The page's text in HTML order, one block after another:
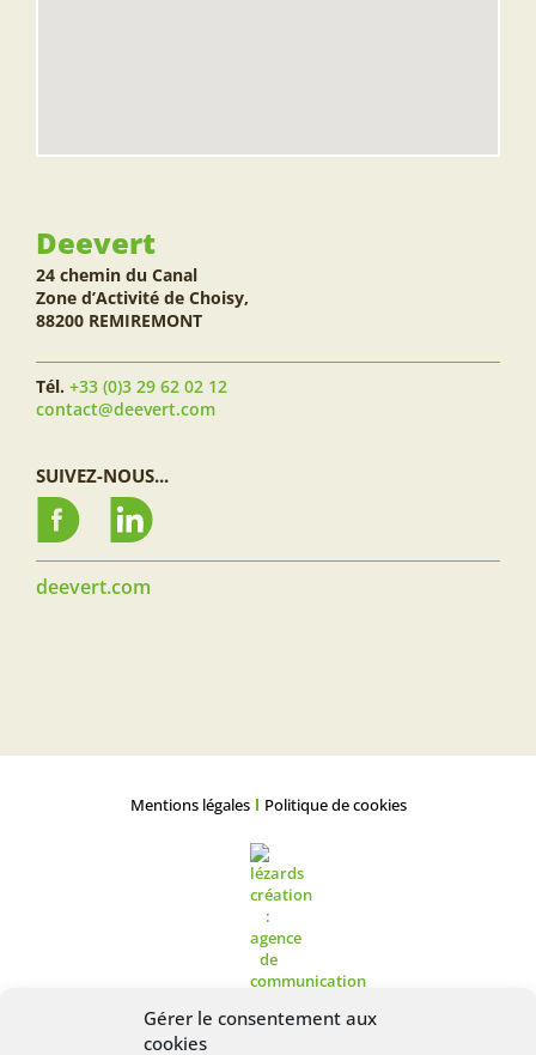
Gérer le consentement aux
cookies
Deevert
24 chemin du Canal
Zone d’Activité de Choisy,
88200 REMIREMONT
Tél. +33 (0)3 29 62 02 12
contact@deevert.com
SUIVEZ-NOUS...
deevert.com
Mentions légales Politique de cookies